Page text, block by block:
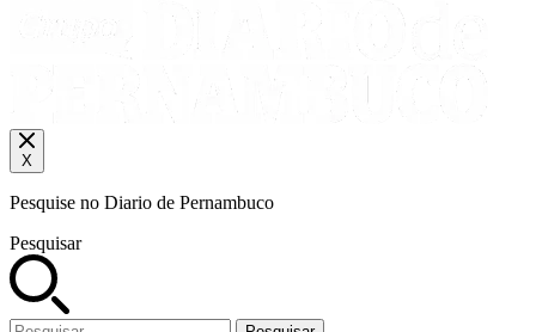
X
Pesquise no Diario de Pernambuco
Pesquisar